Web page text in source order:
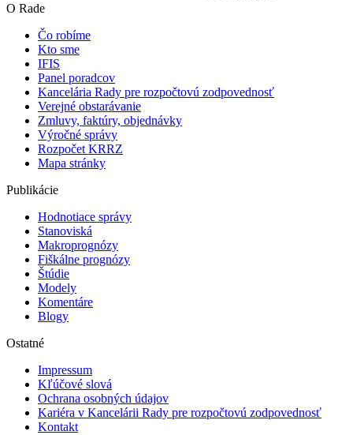
O Rade
Čo robíme
Kto sme
IFIS
Panel poradcov
Kancelária Rady pre rozpočtovú zodpovednosť
Verejné obstarávanie
Zmluvy, faktúry, objednávky
Výročné správy
Rozpočet KRRZ
Mapa stránky
Publikácie
Hodnotiace správy
Stanoviská
Makroprognózy
Fiškálne prognózy
Štúdie
Modely
Komentáre
Blogy
Ostatné
Impressum
Kľúčové slová
Ochrana osobných údajov
Kariéra v Kancelárii Rady pre rozpočtovú zodpovednosť
Kontakt